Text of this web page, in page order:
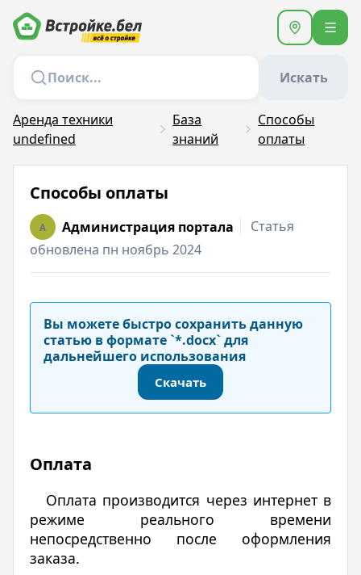
Искать
Аренда техники
undefined
База
знаний
Способы
оплаты
Способы оплаты
A Администрация портала
Статья
обновлена пн ноябрь 2024
Вы можете быстро сохранить данную
статью в формате `*.docx` для
дальнейшего использования
Скачать
Оплата
Оплата производится через интернет в
режиме реального времени
непосредственно после оформления
заказа.